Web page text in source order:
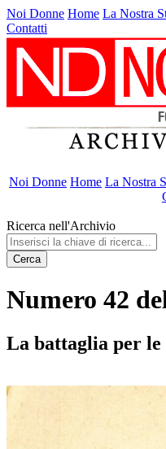
Noi Donne Home La Nostra
Contatti
Noi Donne Home La Nostra
Ricerca nell'Archivio
Cerca
Numero 42
La battaglia per le